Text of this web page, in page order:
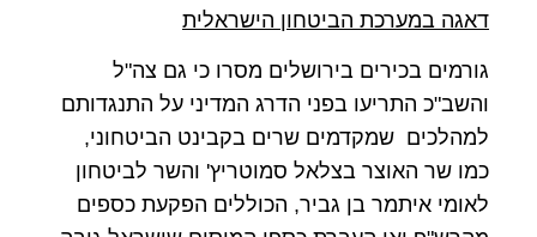
דאגה במערכת הביטחון הישראלית
גורמים בכירים בירושלים מסרו כי גם צה"ל
והשב"כ התריעו בפני הדרג המדיני על התנגדותם
למהלכים שמקדמים שרים בקבינט הביטחוני,
כמו שר האוצר בצלאל סמוטריץ' והשר לביטחון
לאומי איתמר בן גביר, הכוללים הפקעת כספים